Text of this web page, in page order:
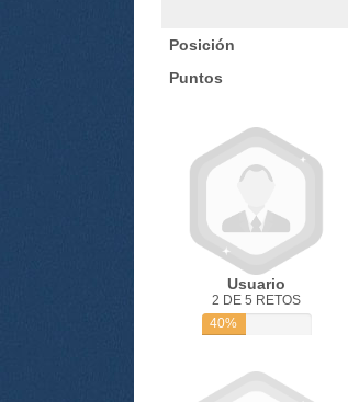
Posición
Puntos
Usuario
2 DE 5 RETOS
40%